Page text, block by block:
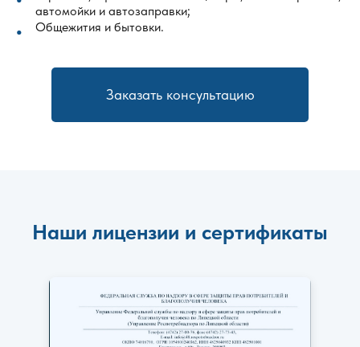
автомойки и автозаправки;
Общежития и бытовки.
Заказать консультацию
Наши лицензии и сертификаты